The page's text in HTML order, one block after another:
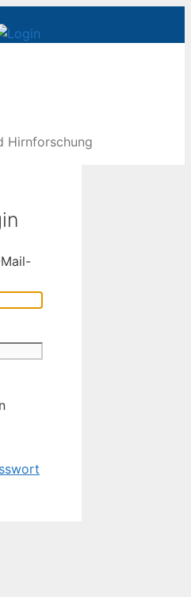
Hirnforschung